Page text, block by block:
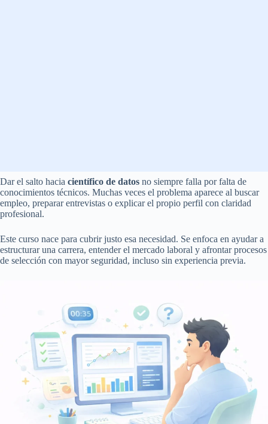
Dar el salto hacia científico de datos no siempre falla por falta de
conocimientos técnicos. Muchas veces el problema aparece al buscar
empleo, preparar entrevistas o explicar el propio perfil con claridad
profesional.
Este curso nace para cubrir justo esa necesidad. Se enfoca en ayudar a
estructurar una carrera, entender el mercado laboral y afrontar procesos
de selección con mayor seguridad, incluso sin experiencia previa.